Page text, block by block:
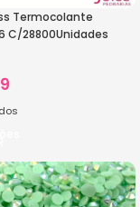
Termocolante
C/28800Unidades